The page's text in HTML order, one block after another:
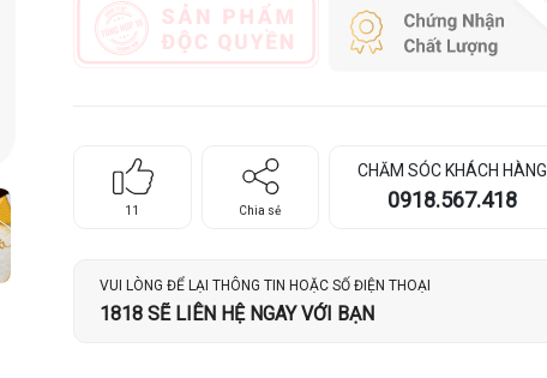
11 Chia sẻ
CHĂM SÓC KHÁCH HÀNG
0918.567.418
VUI LÒNG ĐỂ LẠI THÔNG TIN HOẶC SỐ ĐIỆN THOẠI
1818 SẼ LIÊN HỆ NGAY VỚI BẠN